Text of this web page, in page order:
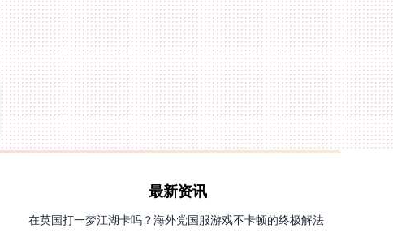
最新资讯
在英国打一梦江湖卡吗？海外党国服游戏不卡顿的终极解法